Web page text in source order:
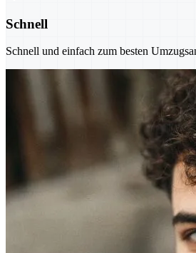
Schnell
Schnell und einfach zum besten